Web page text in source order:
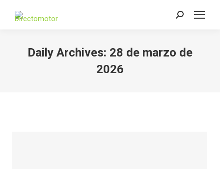
Search:
Daily Archives: 28 de marzo de
2026